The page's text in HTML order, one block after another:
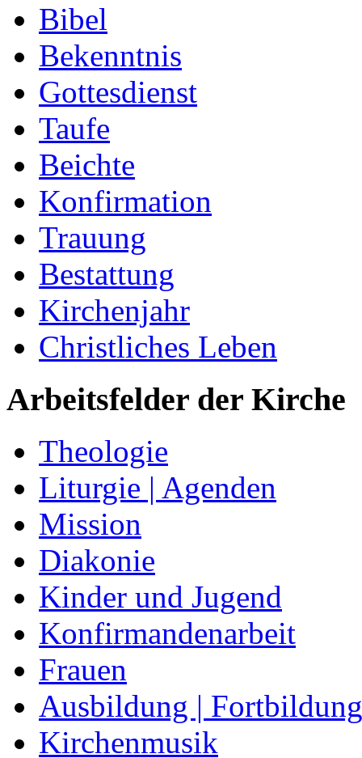
Bibel
Bekenntnis
Gottesdienst
Taufe
Beichte
Konfirmation
Trauung
Bestattung
Kirchenjahr
Christliches Leben
Arbeitsfelder der Kirche
Theologie
Liturgie | Agenden
Mission
Diakonie
Kinder und Jugend
Konfirmandenarbeit
Frauen
Ausbildung | Fortbildung
Kirchenmusik